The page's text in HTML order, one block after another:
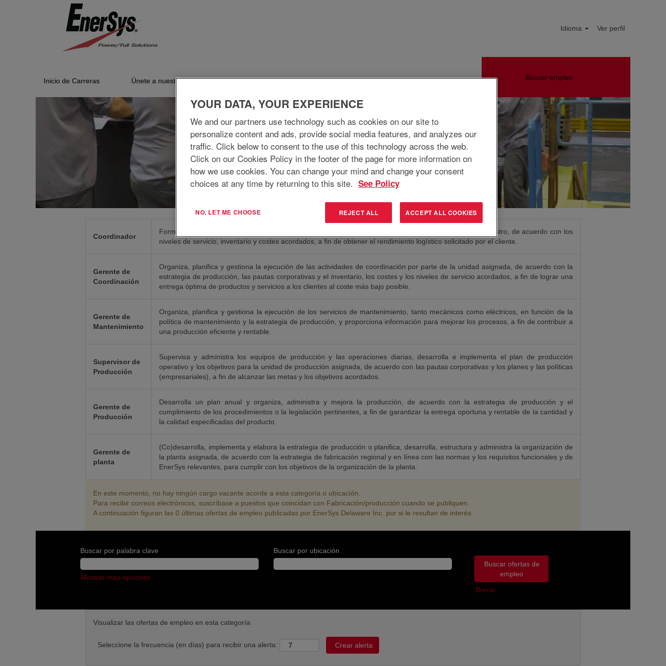
Idioma Ver perfil
Inicio de Carreras Únete a nuestra red Quienes somos ¿Por qué unirse? Lo que hacemos Buscar empleo
Fabricación/producción
Coordinador
Formula, supervisa, administra y mejora continuamente (parte de) la planificación de la cadena de suministro, de acuerdo con los
niveles de servicio, inventario y costes acordados, a fin de obtener el rendimiento logístico solicitado por el cliente.
Gerente de
Coordinación
Organiza, planifica y gestiona la ejecución de las actividades de coordinación por parte de la unidad asignada, de acuerdo con la
estrategia de producción, las pautas corporativas y el inventario, los costes y los niveles de servicio acordados, a fin de lograr una
entrega óptima de productos y servicios a los clientes al coste más bajo posible.
Gerente de
Mantenimiento
Organiza, planifica y gestiona la ejecución de los servicios de mantenimiento, tanto mecánicos como eléctricos, en función de la
política de mantenimiento y la estrategia de producción, y proporciona información para mejorar los procesos, a fin de contribuir a
una producción eficiente y rentable.
Supervisor de
Producción
Supervisa y administra los equipos de producción y las operaciones diarias, desarrolla e implementa el plan de producción
operativo y los objetivos para la unidad de producción asignada, de acuerdo con las pautas corporativas y los planes y las políticas
(empresariales), a fin de alcanzar las metas y los objetivos acordados.
Gerente de
Producción
Desarrolla un plan anual y organiza, administra y mejora la producción, de acuerdo con la estrategia de producción y el
cumplimiento de los procedimientos o la legislación pertinentes, a fin de garantizar la entrega oportuna y rentable de la cantidad y
la calidad especificadas del producto.
Gerente de
planta
(Co)desarrolla, implementa y elabora la estrategia de producción o planifica, desarrolla, estructura y administra la organización de
la planta asignada, de acuerdo con la estrategia de fabricación regional y en línea con las normas y los requisitos funcionales y de
EnerSys relevantes, para cumplir con los objetivos de la organización de la planta.
En este momento, no hay ningún cargo vacante acorde a esta categoría o ubicación.
Para recibir correos electrónicos, suscríbase a puestos que coincidan con Fabricación/producción cuando se publiquen.
A continuación figuran las 0 últimas ofertas de empleo publicadas por EnerSys Delaware Inc. por si le resultan de interés.
Buscar por palabra clave Buscar por ubicación
Mostrar más opciones
Borrar
Visualizar las ofertas de empleo en esta categoría
Seleccione la frecuencia (en días) para recibir una alerta:
YOUR DATA, YOUR EXPERIENCE
We and our partners use technology such as cookies on our site to
personalize content and ads, provide social media features, and analyzes our
traffic. Click below to consent to the use of this technology across the web.
Click on our Cookies Policy in the footer of the page for more information on
how we use cookies. You can change your mind and change your consent
choices at any time by returning to this site. See Policy
NO, LET ME CHOOSE REJECT ALL ACCEPT ALL COOKIES